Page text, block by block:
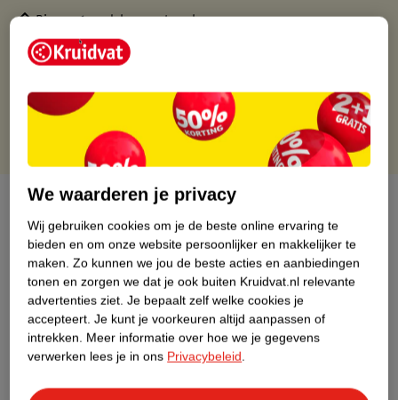
Binnen 1 werkdag verstuurd
Gratis thuisbezorgd
Gratis retourneren via verkooppartner.
Over dit product
Productinformatie
Nature Impact Score
Dit product heeft (nog) geen Nature
Impact Score.
Meer informatie
We waarderen je privacy
Wij gebruiken cookies om je de beste online ervaring te
bieden en om onze website persoonlijker en makkelijker te
maken. Zo kunnen we jou de beste acties en aanbiedingen
tonen en zorgen we dat je ook buiten Kruidvat.nl relevante
advertenties ziet. Je bepaalt zelf welke cookies je
accepteert. Je kunt je voorkeuren altijd aanpassen of
intrekken. Meer informatie over hoe we je gegevens
verwerken lees je in ons Privacybeleid.